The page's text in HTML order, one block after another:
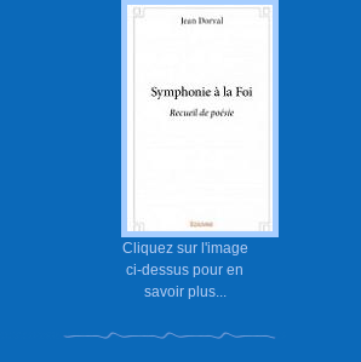
Cliquez sur l'image
ci-dessus pour en
savoir plus...